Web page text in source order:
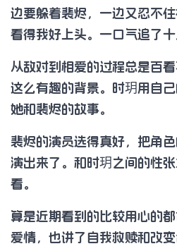
边要躲着裴烬，一边又忍不
看得我好上头。一口气追了十
从敌对到相爱的过程总是百
这么有趣的背景。时玥用自
她和裴烬的故事。
裴烬的演员选得真好，把角
演出来了。和时玥之间的性
看。
算是近期看到的比较用心的
爱情，也讲了自我救赎和改